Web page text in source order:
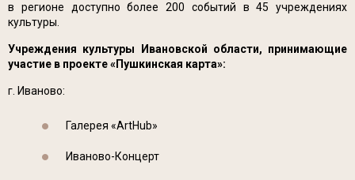
в регионе доступно более 200 событий в 45 учреждениях
культуры.
Учреждения культуры Ивановской области, принимающие
участие в проекте «Пушкинская карта»:
г. Иваново:
Галерея «ArtHub»
Иваново-Концерт